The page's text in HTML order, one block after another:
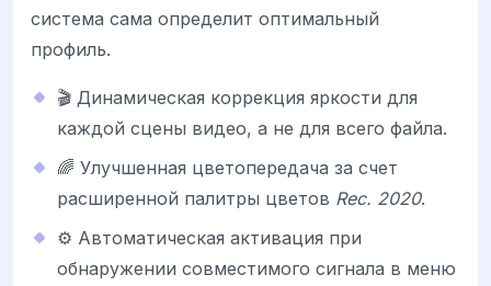
система сама определит оптимальный
профиль.
🎬 Динамическая коррекция яркости для
каждой сцены видео, а не для всего файла.
🌈 Улучшенная цветопередача за счет
расширенной палитры цветов Rec. 2020.
⚙️ Автоматическая активация при
обнаружении совместимого сигнала в меню